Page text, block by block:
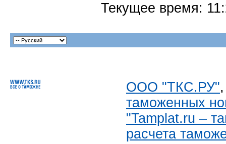
Текущее время:
ООО "ТКС.РУ"
таможенных
"Tamplat.ru –
расчета